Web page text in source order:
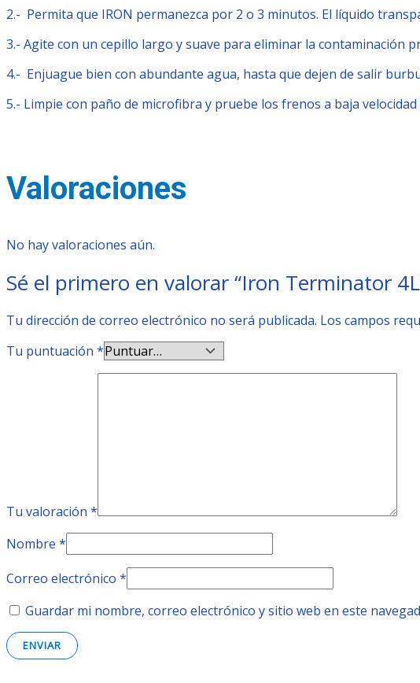
2.- Permita que IRON permanezca por 2 o 3 minutos. El líquido
3.- Agite con un cepillo largo y suave para eliminar la contaminación
4.- Enjuague bien con abundante agua, hasta que dejen de salir
5.- Limpie con paño de microfibra y pruebe los frenos a baja
Valoraciones
No hay valoraciones aún.
Sé el primero en valorar “Iron Terminator
Tu dirección de correo electrónico no será publicada. Los campos
Tu puntuación *
Tu valoración *
Nombre *
Correo electrónico *
Guardar mi nombre, correo electrónico y sitio web en este